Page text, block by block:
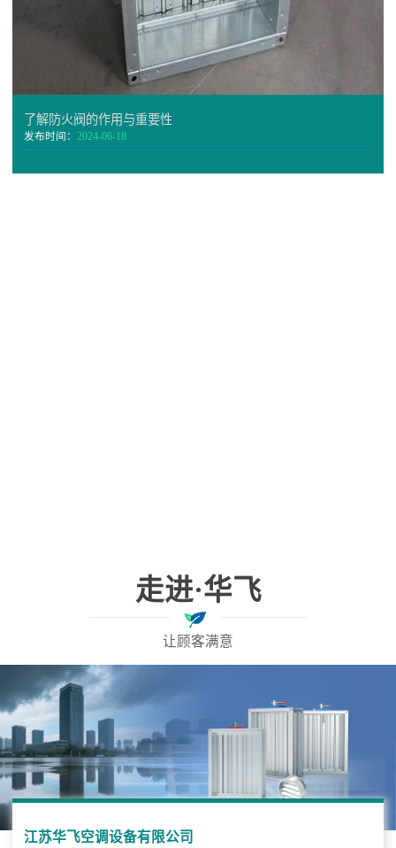
了解防火阀的作用与重要性
发布时间： 2024-06-18
走进·华飞
让顾客满意
江苏华飞空调设备有限公司